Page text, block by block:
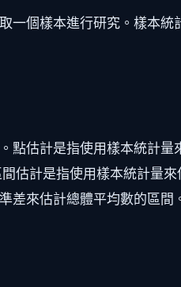
一個樣本進行研究。樣本
點估計是指使用樣本統計
估計是指使用樣本統計量
來估計總體平均數的區